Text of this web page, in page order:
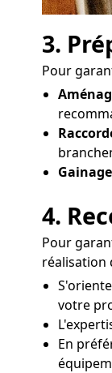
3.
Pour
4.
Pour
réalisation
votre
En